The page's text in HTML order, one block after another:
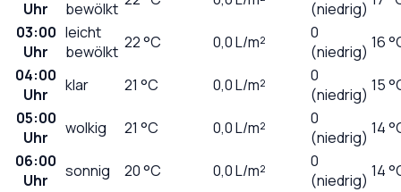
Uhr
bewölkt
(niedrig)
03:00
Uhr
leicht
bewölkt 22°C 0,0L/m²
0
(niedrig) 16
04:00
Uhr
klar 21 °C 0,0L/m²
0
(niedrig) 15
05:00
Uhr
wolkig 21 °C 0,0L/m²
0
(niedrig) 14
06:00
Uhr
sonnig 20°C 0,0L/m²
0
(niedrig) 14